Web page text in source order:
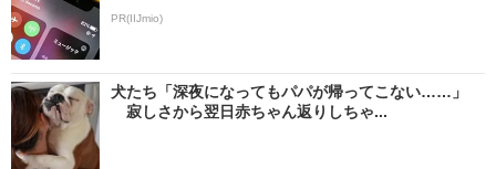
PR(IIJmio)
犬たち「深夜になってもパパが帰ってこない……」
寂しさから翌日赤ちゃん返りしちゃ...